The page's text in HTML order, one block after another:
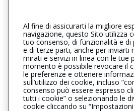
0444546130
vicenza@cattolica.it
L’intermediario è soggetto al controllo
Registro RUI al seguentelink
Al fine di assicurarti la migliore
navigazione, questo Sito utilizza
tuo consenso, di funzionalità e di
e di terze parti, anche per inviarti
mirati e servizi in linea con le tue
momento è possibile revocare il
le preferenze e ottenere
sull’utilizzo dei cookie, incluso
consenso può essere espresso
tutti i cookie” o selezionando le
cookie cliccando su